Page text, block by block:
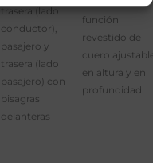
trasera (lado
conductor),
pasajero y
trasera (lado
pasajero) con
bisagras
delanteras
función
revestido de
cuero
en altura y en
profundidad